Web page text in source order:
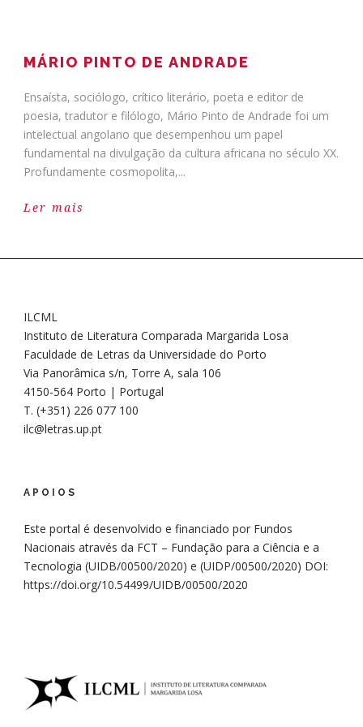
MÁRIO PINTO DE ANDRADE
Ensaísta, sociólogo, crítico literário, poeta e editor de
poesia, tradutor e filólogo, Mário Pinto de Andrade foi um
intelectual angolano que desempenhou um papel
fundamental na divulgação da cultura africana no século XX.
Profundamente cosmopolita,...
Ler mais
ILCML
Instituto de Literatura Comparada Margarida Losa
Faculdade de Letras da Universidade do Porto
Via Panorâmica s/n, Torre A, sala 106
4150-564 Porto | Portugal
T. (+351) 226 077 100
ilc@letras.up.pt
APOIOS
Este portal é desenvolvido e financiado por Fundos
Nacionais através da FCT – Fundação para a Ciência e a
Tecnologia (UIDB/00500/2020) e (UIDP/00500/2020) DOI:
https://doi.org/10.54499/UIDB/00500/2020